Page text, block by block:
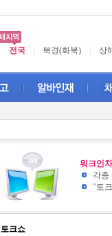
전국 북경(화북) 상
워크인
각종
"토
토크쇼